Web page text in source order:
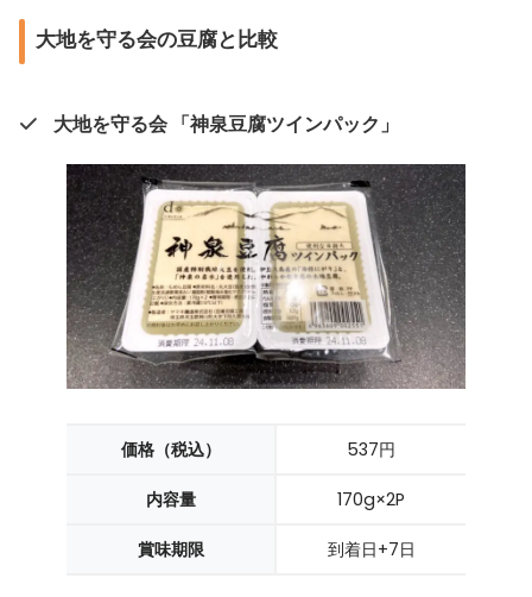
大地を守る会の豆腐と比較
大地を守る会 「神泉豆腐ツインパック」
価格（税込） 537円
内容量 170g×2P
賞味期限 到着日+7日